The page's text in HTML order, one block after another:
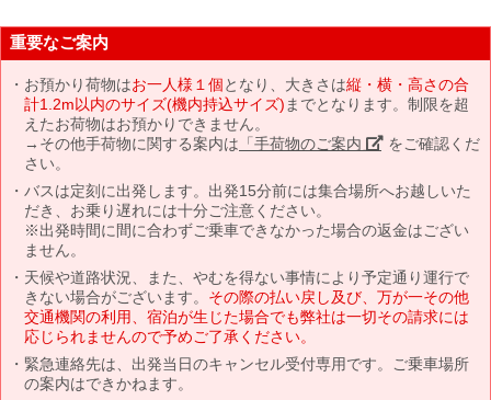
重要なご案内
お預かり荷物はお一人様１個となり、大きさは縦・横・高さの合
計1.2m以内のサイズ(機内持込サイズ) までとなります。制限を超
えたお荷物はお預かりできません。
→その他手荷物に関する案内は 「手荷物のご案内」 をご確認くだ
さい。
バスは定刻に出発します。出発15分前には集合場所へお越しいた
だき、お乗り遅れには十分ご注意ください。
※出発時間に間に合わずご乗車できなかった場合の返金はござい
ません。
天候や道路状況、また、やむを得ない事情により予定通り運行で
きない場合がございます。 その際の払い戻し及び、万が一その他
交通機関の利用、宿泊が生じた場合でも弊社は一切その請求には
応じられませんので予めご了承ください。
緊急連絡先は、出発当日のキャンセル受付専用です。ご乗車場所
の案内はできかねます。